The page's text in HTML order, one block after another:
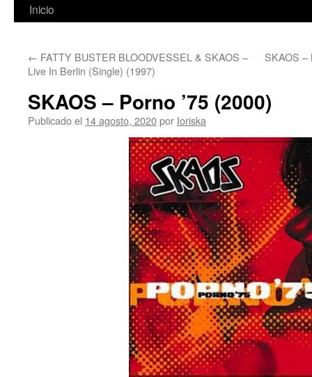
Inicio
← FATTY BUSTER BLOODVESSEL & SKAOS –
Live In Berlin (Single) (1997)
SKAOS
SKAOS – Porno ’75 (2000)
Publicado el 14 agosto, 2020por Ioriska